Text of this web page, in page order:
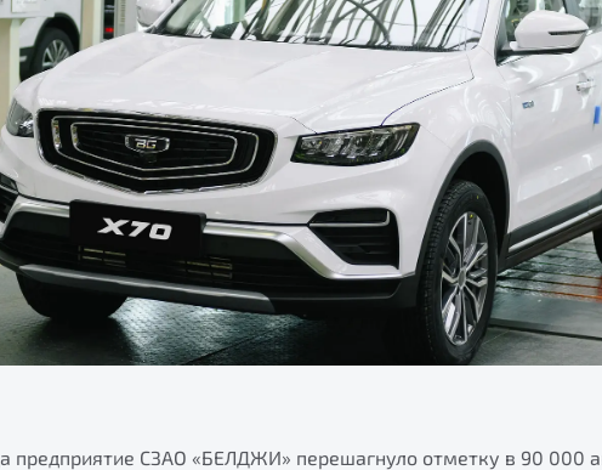
предприятие СЗАО «БЕЛДЖИ» перешагнуло отметку в 90 000